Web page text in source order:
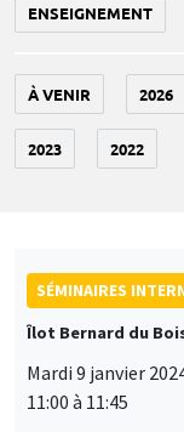
ENSEIGNEMENT
À VENIR 2026
2023 2022
SÉMINAIRES
Îlot Bernard du
Mardi 9 janvier
11:00 à 11:45